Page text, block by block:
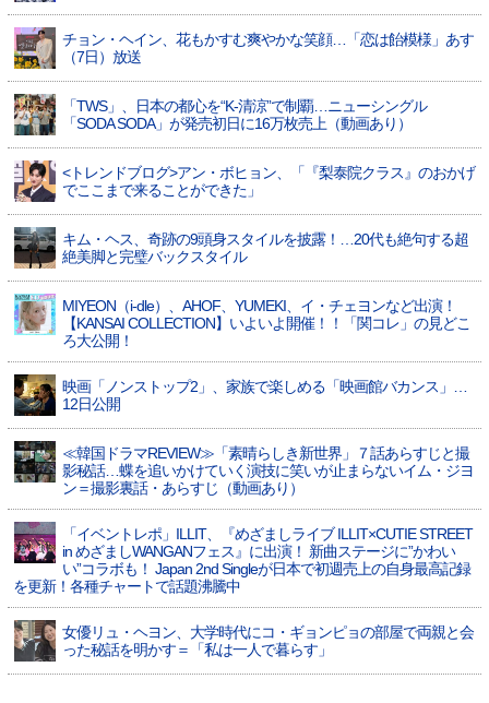
チョン・ヘイン、花もかすむ爽やかな笑顔…「恋は飴模様」あす
（7日）放送
「TWS」、日本の都心を“K-清涼”で制覇…ニューシングル
「SODA SODA」が発売初日に16万枚売上（動画あり）
<トレンドブログ>アン・ボヒョン、「『梨泰院クラス』のおかげ
でここまで来ることができた」
キム・ヘス、奇跡の9頭身スタイルを披露！…20代も絶句する超
絶美脚と完璧バックスタイル
MIYEON（i-dle）、​AHOF​、YUMEKI、イ・チェヨンなど出演！
【KANSAI COLLECTION】いよいよ開催！！「関コレ」の見どこ
ろ大公開！
映画「ノンストップ2」、家族で楽しめる「映画館バカンス」…
12日公開
≪韓国ドラマREVIEW≫「素晴らしき新世界」７話あらすじと撮
影秘話…蝶を追いかけていく演技に笑いが止まらないイム・ジヨ
ン＝撮影裏話・あらすじ（動画あり）
「イベントレポ」ILLIT、『めざましライブ ILLIT×CUTIE STREET
in めざましWANGANフェス』に出演！ 新曲ステージに”かわい
い”コラボも！ Japan 2nd Singleが日本で初週売上の自身最高記録
を更新！各種チャートで話題沸騰中
女優リュ・ヘヨン、大学時代にコ・ギョンピョの部屋で両親と会
った秘話を明かす＝「私は一人で暮らす」